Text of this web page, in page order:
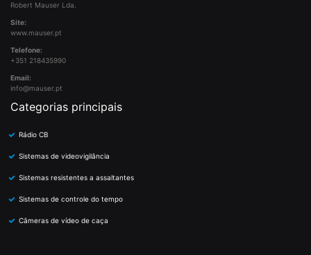
Robert Mauser Lda.
Site:
www.mauser.pt
Telefone:
+351 218435990
Email:
info@mauser.pt
Categorias principais
Rádio CB
Sistemas de videovigilância
Sistemas resistentes a assaltantes
Sistemas de controle do tempo
Câmeras de vídeo de caça